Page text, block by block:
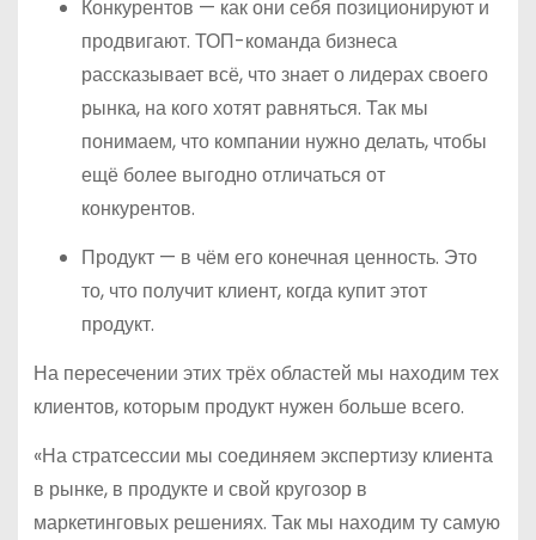
Конкурентов — как они себя позиционируют и
продвигают. ТОП-команда бизнеса
рассказывает всё, что знает о лидерах своего
рынка, на кого хотят равняться. Так мы
понимаем, что компании нужно делать, чтобы
ещё более выгодно отличаться от
конкурентов.
Продукт — в чём его конечная ценность. Это
то, что получит клиент, когда купит этот
продукт.
На пересечении этих трёх областей мы находим тех
клиентов, которым продукт нужен больше всего.
«На стратсессии мы соединяем экспертизу клиента
в рынке, в продукте и свой кругозор в
маркетинговых решениях. Так мы находим ту самую